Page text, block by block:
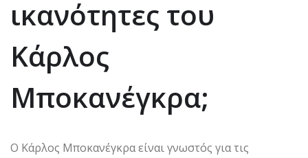
ικανότητες του
Κάρλος
Μποκανέγκρα;
Ο Κάρλος Μποκανέγκρα είναι γνωστός για τις